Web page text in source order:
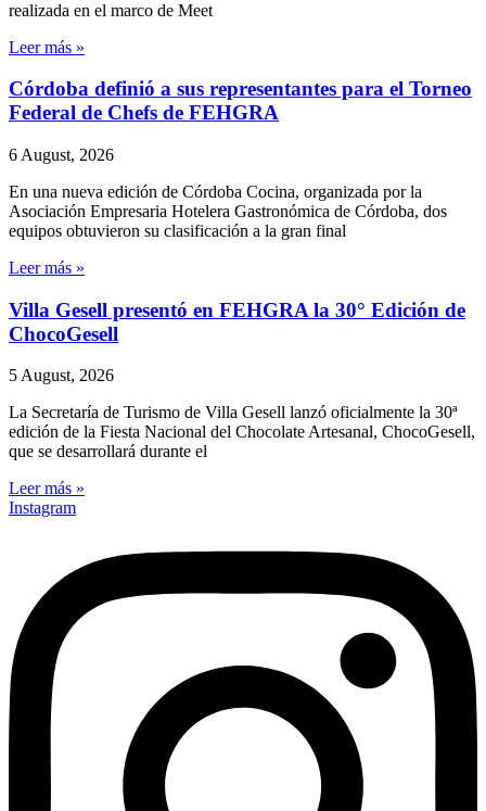
realizada en el marco de Meet
Leer más »
Córdoba definió a sus representantes para el Torneo
Federal de Chefs de FEHGRA
6 August, 2026
En una nueva edición de Córdoba Cocina, organizada por la
Asociación Empresaria Hotelera Gastronómica de Córdoba, dos
equipos obtuvieron su clasificación a la gran final
Leer más »
Villa Gesell presentó en FEHGRA la 30° Edición de
ChocoGesell
5 August, 2026
La Secretaría de Turismo de Villa Gesell lanzó oficialmente la 30ª
edición de la Fiesta Nacional del Chocolate Artesanal, ChocoGesell,
que se desarrollará durante el
Leer más »
Instagram